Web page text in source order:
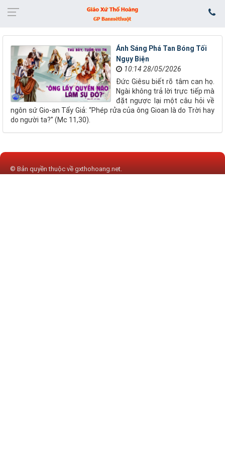
​​​​​​​Ánh Sáng Phá Tan Bóng Tối
Ngụy Biện
10:14 28/05/2026
Đức Giêsu biết rõ tâm can họ.
Ngài không trả lời trực tiếp mà
đặt ngược lại một câu hỏi về
ngôn sứ Gio-an Tẩy Giả: “Phép rửa của ông Gioan là do Trời hay
do người ta?” (Mc 11,30).
© Bản quyền thuộc về gxthohoang.net.